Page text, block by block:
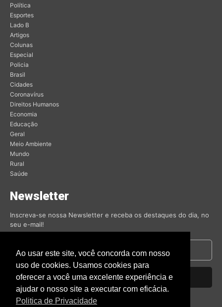
Política
Esportes
Lado B
Artigos
Colunas
Especial
Policia
Brasil
Cidades
Coronavírus
Direitos Humanos
Economia
Educação
Geral
Meio Ambiente
Mundo
Rural
Saúde
Newsletter
Inscreva-se nossa Newsletter e receba os destaques do dia, no
seu e-mail!
Inscrever-se
Nós respeitamos sua privacidade.
Ao usar este site, você concorda com nosso
uso de cookies. Usamos cookies para
oferecer a você uma excelente experiência e
ajudar o nosso site a executar com eficácia.
Politica de Privacidade